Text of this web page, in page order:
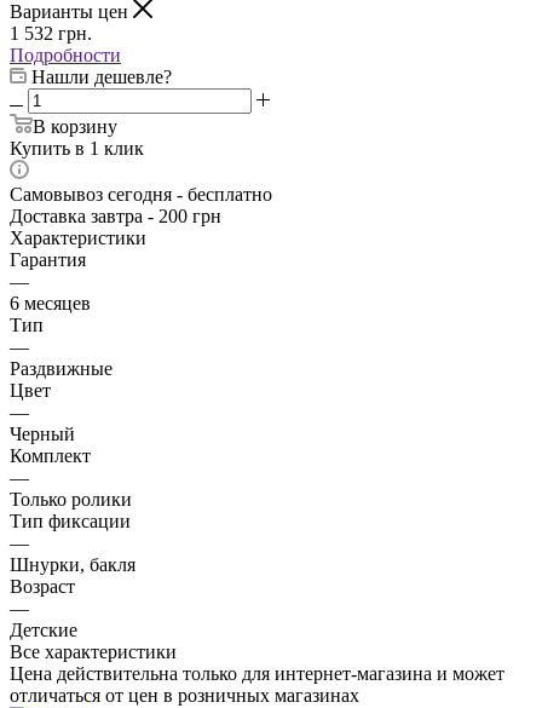
Варианты цен
1 532 грн.
Подробности
Нашли дешевле?
В корзину
Купить в 1 клик
Самовывоз сегодня - бесплатно
Доставка завтра - 200 грн
Характеристики
Гарантия
—
6 месяцев
Тип
—
Раздвижные
Цвет
—
Черный
Комплект
—
Только ролики
Тип фиксации
—
Шнурки, бакля
Возраст
—
Детские
Все характеристики
Цена действительна только для интернет-магазина и может
отличаться от цен в розничных магазинах